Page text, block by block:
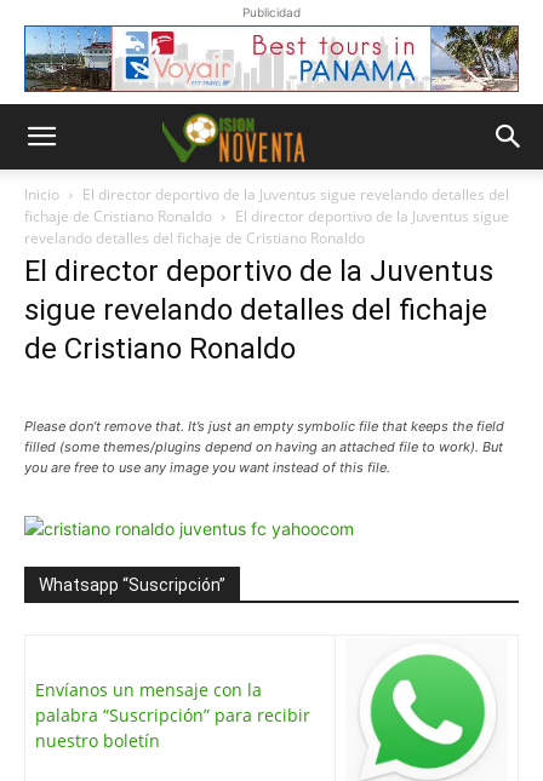
Publicidad
Inicio
El director deportivo de la Juventus sigue revelando detalles del
fichaje de Cristiano Ronaldo
El director deportivo de la Juventus sigue
revelando detalles del fichaje de Cristiano Ronaldo
El director deportivo de la Juventus
sigue revelando detalles del fichaje
de Cristiano Ronaldo
Please don’t remove that. It’s just an empty symbolic file that keeps the field
filled (some themes/plugins depend on having an attached file to work). But
you are free to use any image you want instead of this file.
Whatsapp “Suscripción”
Envíanos un mensaje con la
palabra “Suscripción” para recibir
nuestro boletín